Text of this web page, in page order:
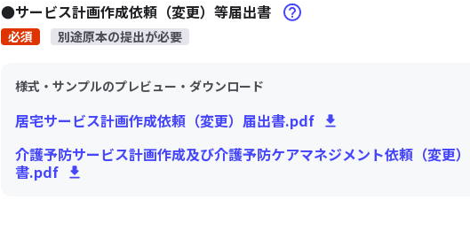
●サービス計画作成依頼（変更）等届出書
必須 別途原本の提出が必要
様式・サンプルのプレビュー・ダウンロード
居宅サービス計画作成依頼（変更）届出書.pdf
介護予防サービス計画作成及び介護予防ケアマネジメント依頼（変更
書.pdf